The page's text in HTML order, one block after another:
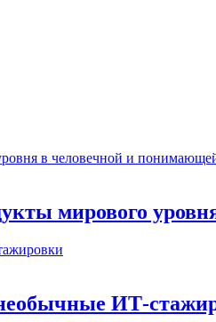
мирового